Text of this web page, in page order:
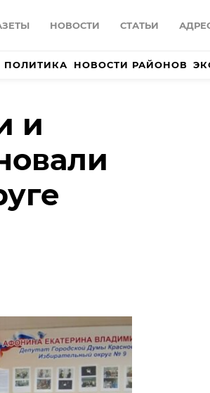
НОВОСТИ СТАТЬИ
ПОЛИТИКА НОВОСТИ РАЙОНОВ
и